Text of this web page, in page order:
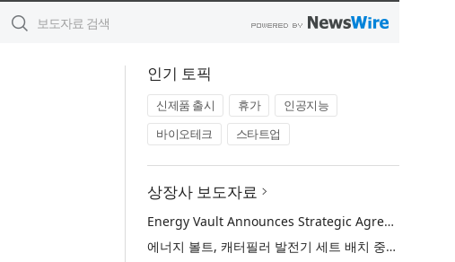
인기 토픽
신제품 출시 휴가
인공지능
바이오테크
스타트업
상장사 보도자료
Energy Vault Announces Strategic Agreement to Deploy 1.25 GW of Integrated Power Infrastructure for Hyperscaler AI Data Center with Leading Power Generation EPC Deploying Caterpillar Gensets
에너지 볼트, 캐터필러 발전기 세트 배치 중인 선도적인 발전 EPC를 통해 하이퍼스케일러 AI 데이터센터를 위한 1.25 GW 통합 전력 인프라 구축을 위한 전략적 계약 체결